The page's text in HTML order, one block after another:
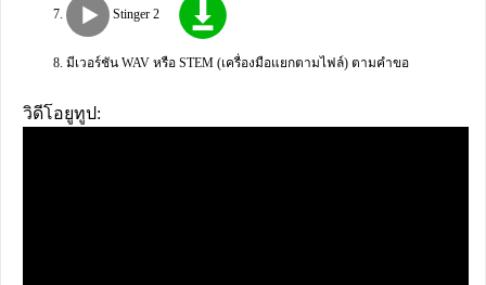
Stinger 2
มีเวอร์ชัน WAV หรือ STEM (เครื่องมือแยกตามไฟล์) ตามคำขอ
วิดีโอยูทูป: